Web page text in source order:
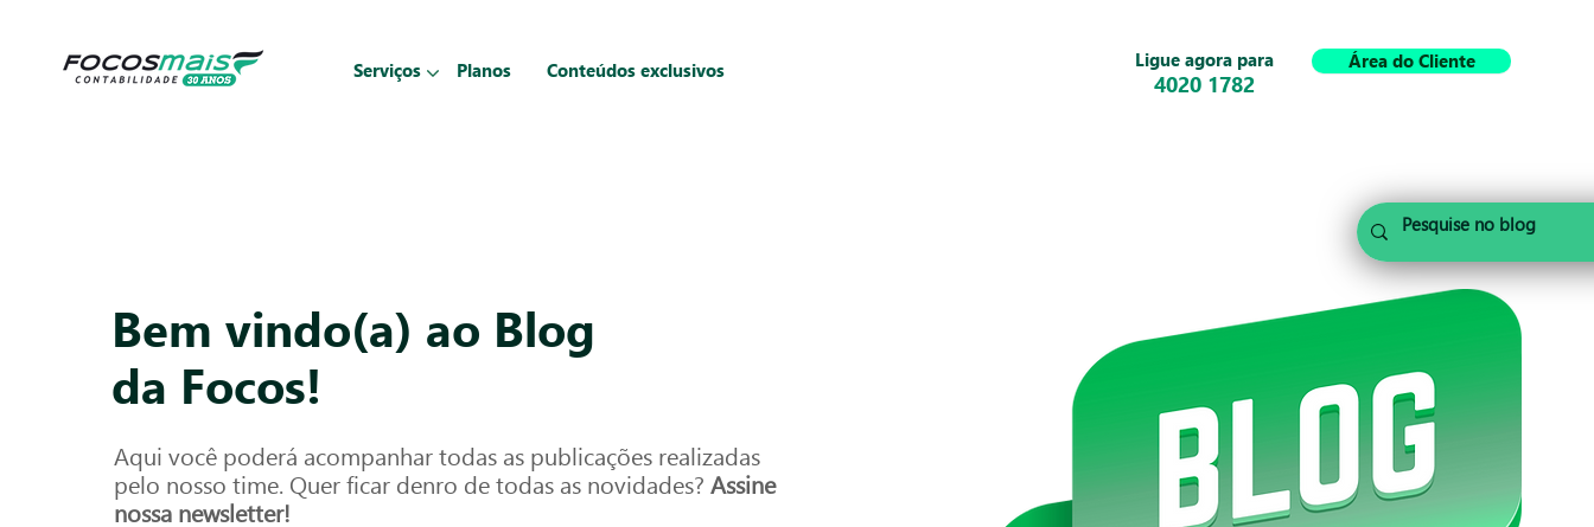
Serviços Planos Conteúdos exclusivos Ligue agora para
4020 1782
Área do Cliente
Bem vindo(a) ao Blog
da Focos!
Aqui você poderá acompanhar todas as publicações realizadas
pelo nosso time. Quer ficar denro de todas as novidades? Assine
nossa newsletter!